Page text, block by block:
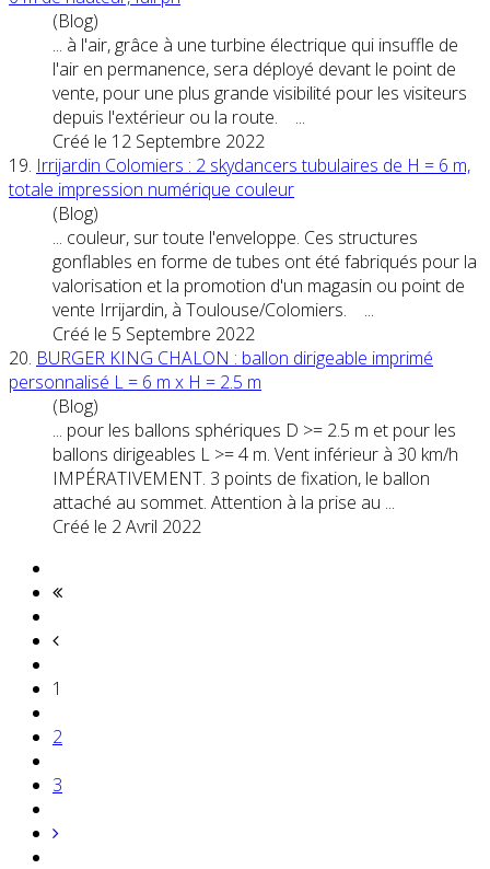
(Blog)
... à l'air, grâce à une turbine électrique qui insuffle de
l'air en permanence, sera déployé devant le point de
vente, pour une plus grande visibilité pour les visiteurs
depuis l'extérieur ou la route. ...
Créé le 12 Septembre 2022
19. Irrijardin Colomiers : 2 skydancers tubulaires de H = 6 m,
totale impression numérique couleur
(Blog)
... couleur, sur toute l'enveloppe. Ces structures
gonflables en forme de tubes ont été fabriqués pour la
valorisation et la promotion d'un magasin ou point de
vente Irrijardin, à Toulouse/Colomiers. ...
Créé le 5 Septembre 2022
20. BURGER KING CHALON : ballon dirigeable imprimé
personnalisé L = 6 m x H = 2.5 m
(Blog)
... pour les ballons sphériques D >= 2.5 m et pour les
ballons dirigeables L >= 4 m. Vent inférieur à 30 km/h
IMPÉRATIVEMENT. 3 points de fixation, le ballon
attaché au sommet. Attention à la prise au ...
Créé le 2 Avril 2022
1
2
3